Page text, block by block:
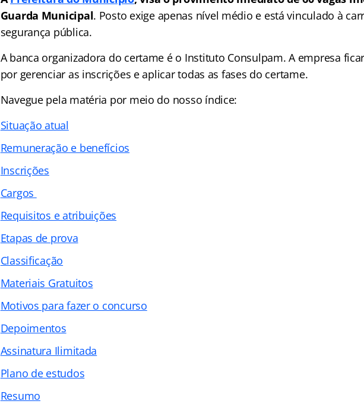
Guarda Municipal. Posto exige apenas nível médio e está vinculado à
segurança pública.
A banca organizadora do certame é o Instituto Consulpam. A empresa
por gerenciar as inscrições e aplicar todas as fases do certame.
Navegue pela matéria por meio do nosso índice:
Situação atual
Remuneração e benefícios
Inscrições
Cargos
Requisitos e atribuições
Etapas de prova
Classificação
Materiais Gratuitos
Motivos para fazer o concurso
Depoimentos
Assinatura Ilimitada
Plano de estudos
Resumo